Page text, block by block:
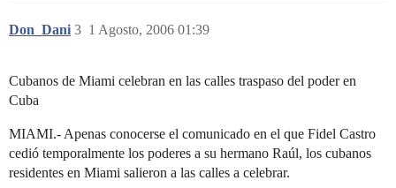
Don_Dani 1 Agosto, 2006 01:39
3
Cubanos de Miami celebran en las calles traspaso del poder en
Cuba
MIAMI.- Apenas conocerse el comunicado en el que Fidel Castro
cedió temporalmente los poderes a su hermano Raúl, los cubanos
residentes en Miami salieron a las calles a celebrar.